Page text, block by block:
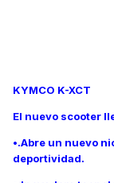
KYMCO K-XCT
El nuevo scooter
•.Abre un nuevo
deportividad.